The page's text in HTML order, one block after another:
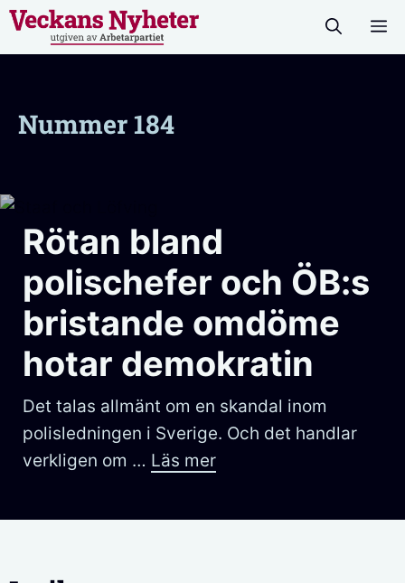
Hoppa
Nummer 184
Rötan bland
polischefer och ÖB:s
bristande omdöme
hotar demokratin
Det talas allmänt om en skandal inom
polisledningen i Sverige. Och det handlar
verkligen om … Läs mer